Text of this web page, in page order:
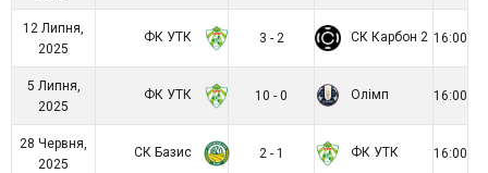
12 Липня,
2025
ФК УТК 3 - 2 СК Карбон 2 16:00
5 Липня,
2025
ФК УТК 10 - 0 Олімп 16:00
28 Червня,
2025
СК Базис 2 - 1 ФК УТК 16:00